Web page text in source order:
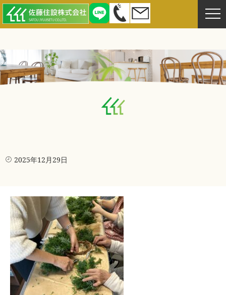
2025年12月29日